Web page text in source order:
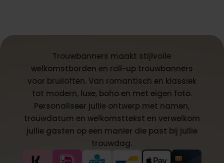
Trouwbanners maakt stijlvolle
welkomstborden en roll-up trouwbanners
voor bruiloften. Van romantisch en klassiek
tot modern, luxe, boho en met eigen foto.
Personaliseer jullie ontwerp met namen,
trouwdatum en welkomsttekst en verwelkom
jullie gasten op een manier die past bij jullie
trouwdag.